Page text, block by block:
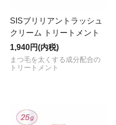
SISブリリアントラッシュ
クリーム トリートメント
1,940円(内税)
まつ毛を太くする成分配合の
トリートメント